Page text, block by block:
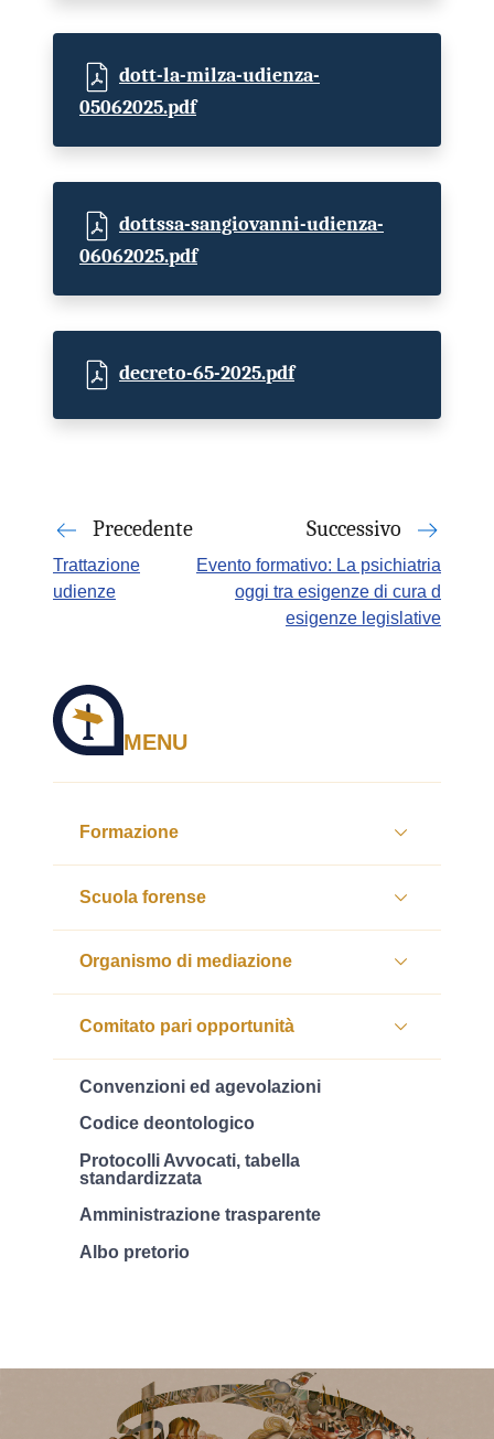
dott-la-milza-udienza-
05062025.pdf
dottssa-sangiovanni-udienza-
06062025.pdf
decreto-65-2025.pdf
Precedente
Trattazione
udienze
Successivo
Evento formativo: La psichiatria
oggi tra esigenze di cura d
esigenze legislative
MENU
Formazione
Scuola forense
Organismo di mediazione
Comitato pari opportunità
Convenzioni ed agevolazioni
Codice deontologico
Protocolli Avvocati, tabella
standardizzata
Amministrazione trasparente
Albo pretorio